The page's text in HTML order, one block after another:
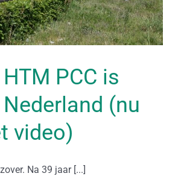
PCC is
(nu
video)
Na 39 jaar [...]